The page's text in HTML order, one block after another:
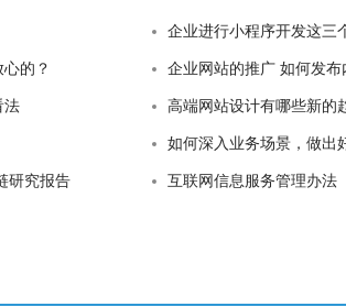
企业进行小程序开发这三
的？ 企业网站的推广 如何发布内容
法 高端网站设计有哪些新的
如何深入业务场景，做出
研究报告 互联网信息服务管理办法